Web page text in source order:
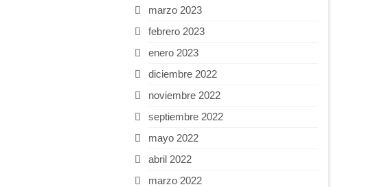
marzo 2023
febrero 2023
enero 2023
diciembre 2022
noviembre 2022
septiembre 2022
mayo 2022
abril 2022
marzo 2022